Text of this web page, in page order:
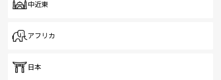
中近東
アフリカ
日本